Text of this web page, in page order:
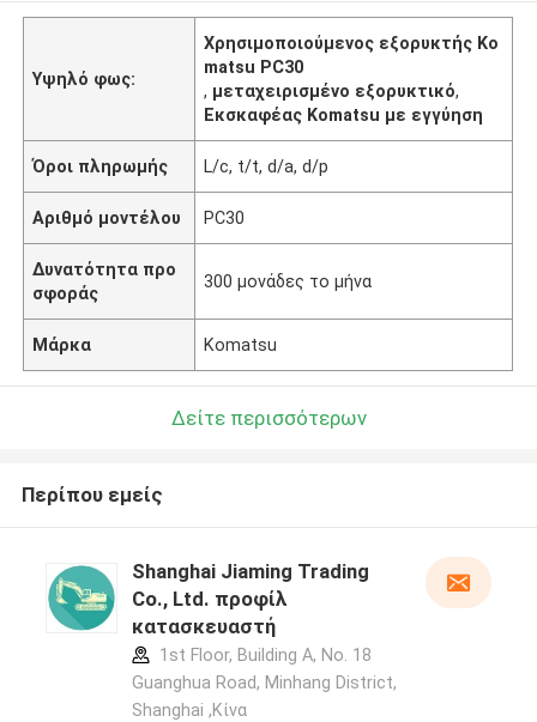
Υψηλό φως:
Χρησιμοποιούμενος εξορυκτής Ko
matsu PC30
, μεταχειρισμένο εξορυκτικό,
Εκσκαφέας Komatsu με εγγύηση
Όροι πληρωμής L/c, t/t, d/a, d/p
Αριθμό μοντέλου PC30
Δυνατότητα προ
σφοράς
300 μονάδες το μήνα
Μάρκα Komatsu
Δείτε περισσότερων
Περίπου εμείς
Shanghai Jiaming Trading
Co., Ltd. προφίλ
κατασκευαστή
1st Floor, Building A, No. 18
Guanghua Road, Minhang District,
Shanghai ,Κίνα